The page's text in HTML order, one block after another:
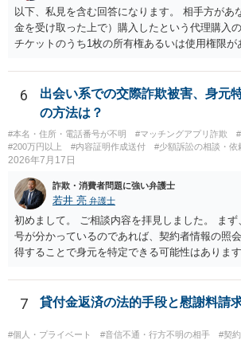
以下、私見を含む回答になります。 相手方があ
金を受け取った上で）購入したという代理購入
チケットのうち1枚の所有権あるいは使用権限
す。 一方、このチケット購入には「相手方と一
も付随していたことを無視することができませ
ば、交際を終了させたことにより「一緒に行く
重大な障害が発生しており、当然にチケットを
かは微妙であり、むしろ返金すべきとするのが
合致するのではないか、という判断に傾くこと
隣り合わせになることは避けたいという心理が
ところです。一方、チケットがエリア指定のア
合わせにならずに済むかもしれませんし、その
あったり特別席であったりすれば、判断は変わ
ん。当該チケットがチケット転売防止法に規定
外に選択肢がない場合もあるでしょう。 このよ
法的には「当事者の合理的意思」がどこにある
必要になると思われます。なかなか難しい問題
ても回答は異なるかもしれません。
6
出会い系での交際詐欺被害、身元
の方法は？
#本名・住所・電話番号が不明 #マッチングアプリ詐欺
#200万円以上
#内容証明作成送付 #少額訴訟の相談・依
2026年7月17日
詐欺・消費者問題に強い弁護士
若井 亮 弁護士
初めまして。 ご相談内容を拝見しました。 ま
号が分かっているのであれば、契約者情報の照
得することで身元を特定できる可能性はありま
ろです。 LINEについても、詐欺の事案であれ
りますが、携帯電話の番号を経由する方法より
本的に贈与に該当する場合には返金請求ができ
7 貸付金返済の法的手段と慰謝料請
#個人・プライベート #音信不通・行方不明の相手
#契